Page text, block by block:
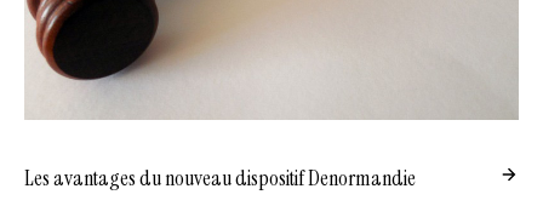
Les avantages du nouveau dispositif Denormandie